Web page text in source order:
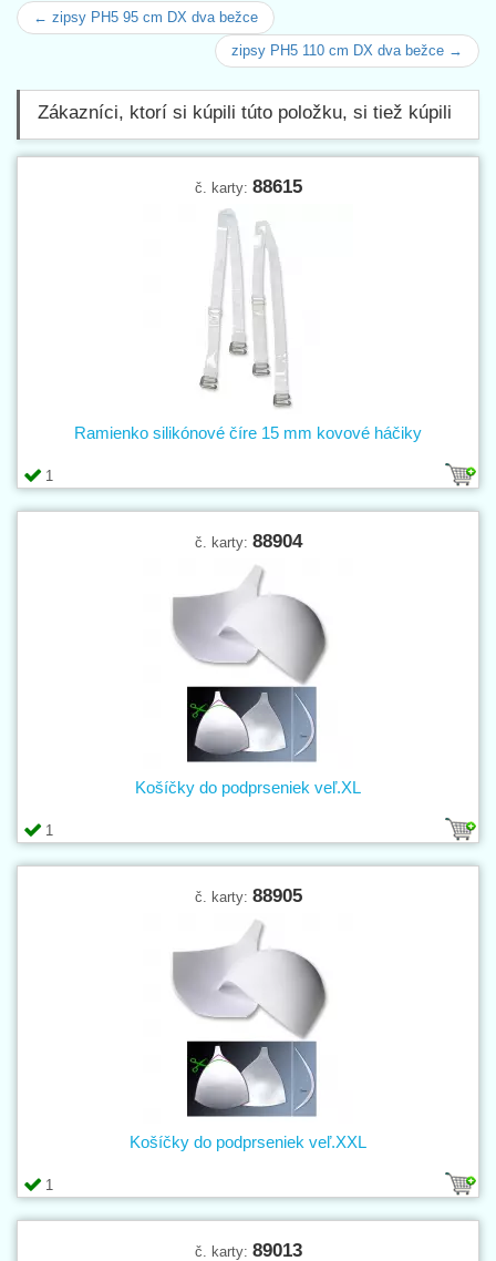
← zipsy PH5 95 cm DX dva bežce
zipsy PH5 110 cm DX dva bežce →
Zákazníci, ktorí si kúpili túto položku, si tiež kúpili
č. karty: 88615
1
Ramienko silikónové číre 15 mm kovové háčiky
č. karty: 88904
1
Košíčky do podprseniek veľ.XL
č. karty: 88905
1
Košíčky do podprseniek veľ.XXL
č. karty: 89013